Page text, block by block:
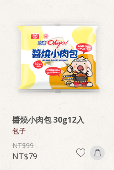
醬燒小肉包 30g12入
包子
99
79